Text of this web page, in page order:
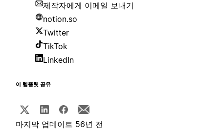
제작자에게 이메일 보내기
notion.so
Twitter
TikTok
LinkedIn
이 템플릿 공유
마지막 업데이트 56년 전